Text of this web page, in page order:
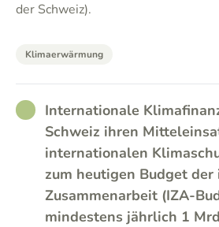
der Schweiz).
Klimaerwärmung
RATHER_GOOD
Internationale
Schweiz ihren
internationalen
zum heutigen Budget
Zusammenarbeit (IZA-
mindestens jährlich 1